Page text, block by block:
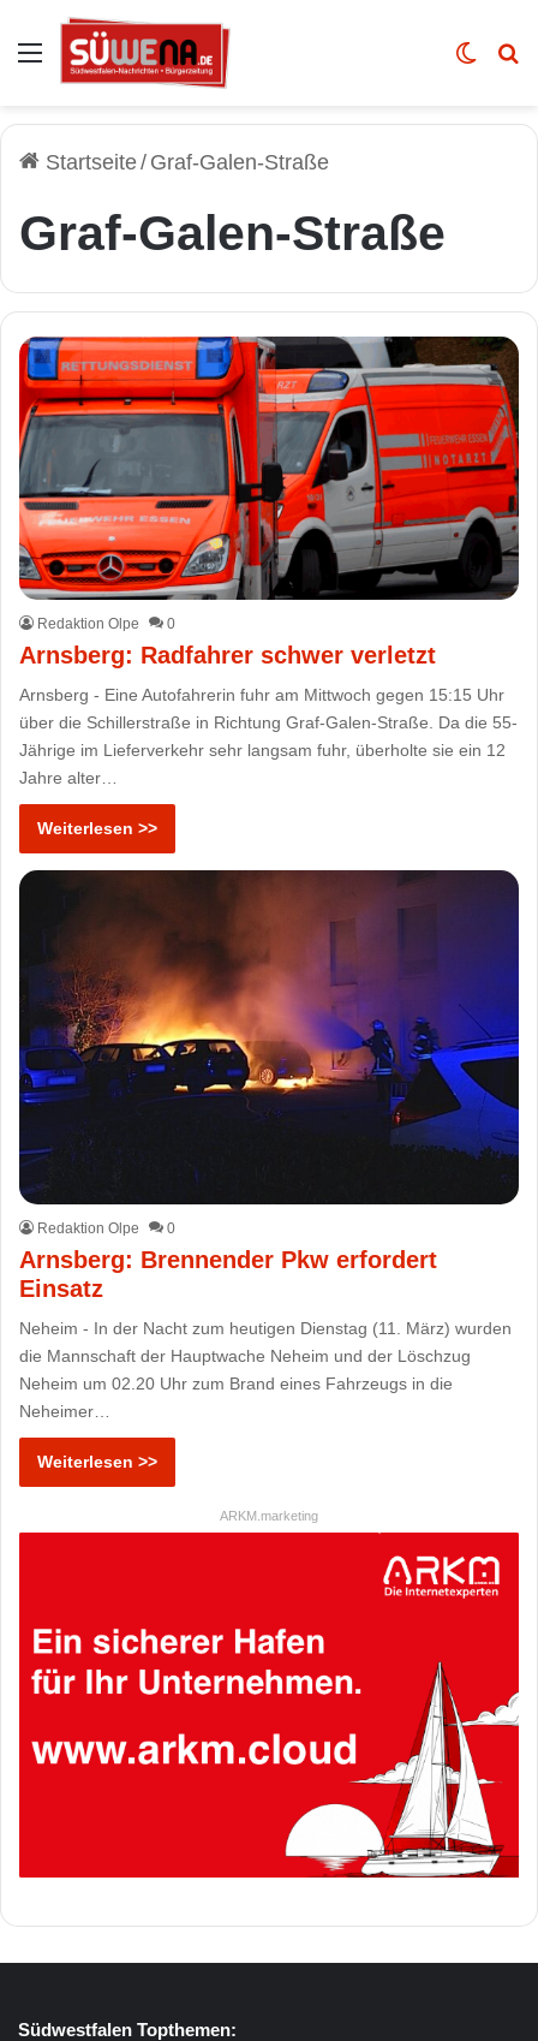
Auswahl Skin
Startseite/ Graf-Galen-Straße
Graf-Galen-Straße
Redaktion Olpe 0
Arnsberg: Radfahrer schwer verletzt
Arnsberg - Eine Autofahrerin fuhr am Mittwoch gegen 15:15 Uhr
über die Schillerstraße in Richtung Graf-Galen-Straße. Da die 55-
Jährige im Lieferverkehr sehr langsam fuhr, überholte sie ein 12
Jahre alter…
Weiterlesen >>
Redaktion Olpe 0
Arnsberg: Brennender Pkw erfordert
Einsatz
Neheim - In der Nacht zum heutigen Dienstag (11. März) wurden
die Mannschaft der Hauptwache Neheim und der Löschzug
Neheim um 02.20 Uhr zum Brand eines Fahrzeugs in die
Neheimer…
Weiterlesen >>
ARKM.marketing
Südwestfalen Topthemen: